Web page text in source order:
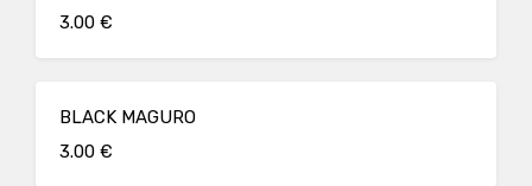
3.00 €
BLACK MAGURO
3.00 €